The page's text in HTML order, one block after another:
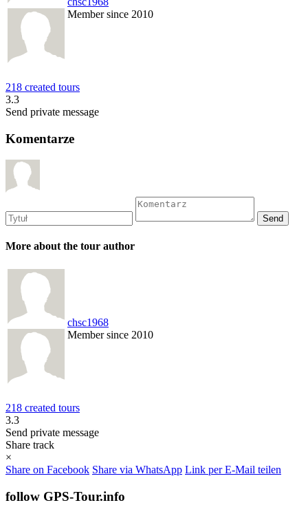
Member since 2010
218 created tours
3.3
Send private message
Komentarze
More about the tour author
chsc1968
Member since 2010
218 created tours
3.3
Send private message
Share track
×
Share on Facebook Share via WhatsApp Link per E-Mail teilen
follow GPS-Tour.info